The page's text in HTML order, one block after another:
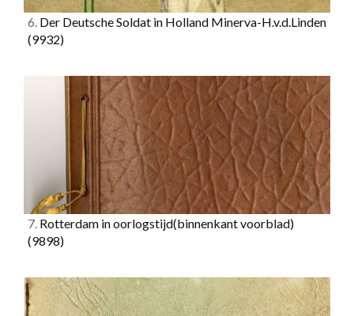
6. Der Deutsche Soldat in Holland Minerva-H.v.d.Linden
(9932)
7. Rotterdam in oorlogstijd(binnenkant voorblad)
(9898)